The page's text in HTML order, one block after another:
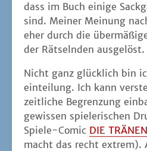
dass im Buch eini­ge
sind. Mei­ner Mei­nung
eher durch die
der Rät­seln­den ausgelöst.
Nicht ganz glück­lich bin
ein­tei­lung. Ich kann
zeit­li­che Begren­zung
gewis­sen spie­le­ri­schen
Spie­le-Comic DIE
macht das recht extrem).